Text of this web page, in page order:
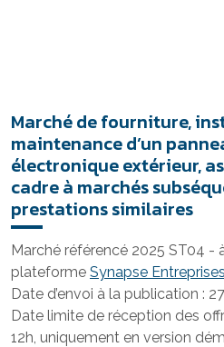
Marché de fourniture,
maintenance d’un
électronique extérieur,
cadre à marchés
prestations similaires
Marché référencé 2025 ST04 -
plateforme Synapse
Date d’envoi à la publication :
Date limite de réception des
12h, uniquement en version